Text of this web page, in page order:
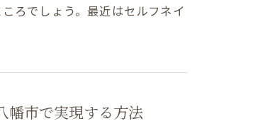
ろでしょう。最近はセルフネイ
幡市で実現する方法